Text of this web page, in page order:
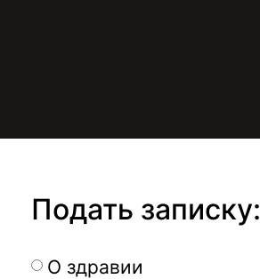
Подать записку:
О здравии